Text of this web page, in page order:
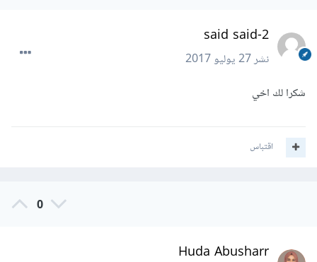
said said-2
نشر27 يوليو 2017
شكرا لك اخي
اقتباس
0
Huda Abusharr